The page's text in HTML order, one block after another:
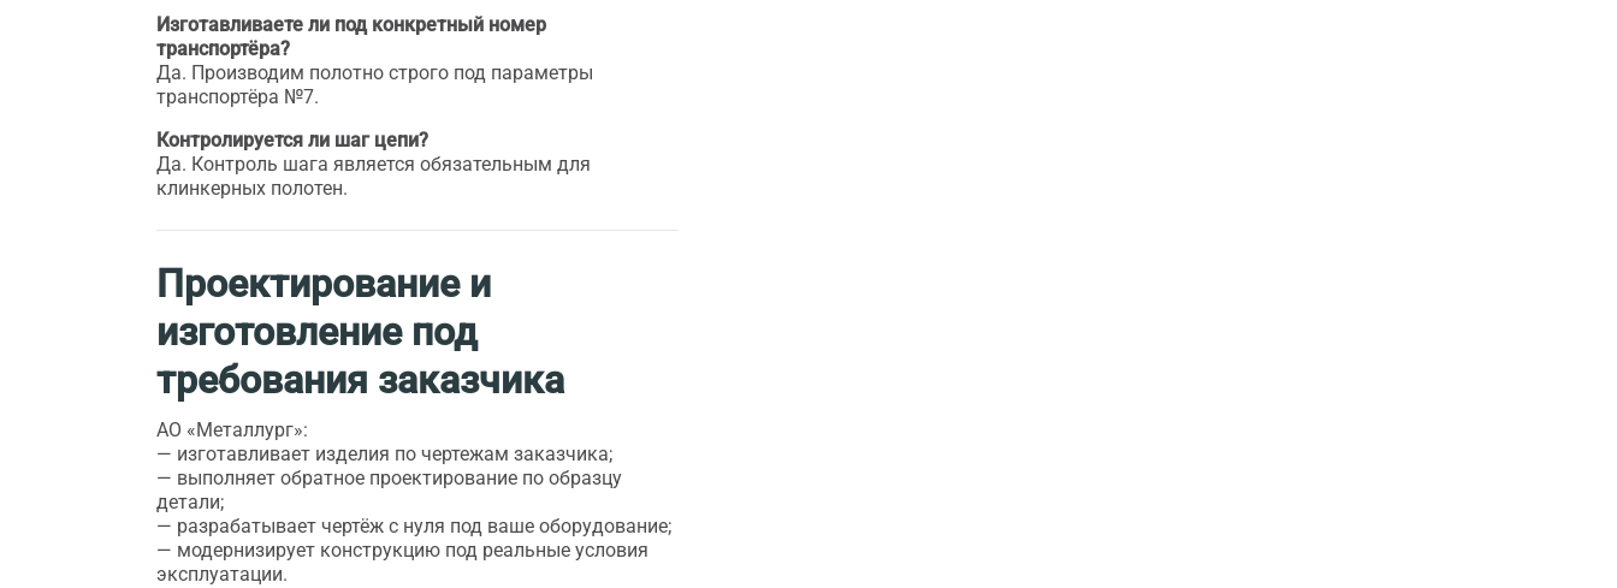
Изготавливаете ли под конкретный номер
транспортёра?
Да. Производим полотно строго под параметры
транспортёра №7.
Контролируется ли шаг цепи?
Да. Контроль шага является обязательным для
клинкерных полотен.
Проектирование и
изготовление под
требования заказчика
АО «Металлург»:
— изготавливает изделия по чертежам заказчика;
— выполняет обратное проектирование по образцу
детали;
— разрабатывает чертёж с нуля под ваше оборудование;
— модернизирует конструкцию под реальные условия
эксплуатации.